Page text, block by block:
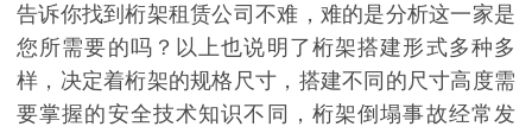
告诉你找到桁架租赁公司不难，难的是分析这一家是
您所需要的吗？以上也说明了桁架搭建形式多种多
样，决定着桁架的规格尺寸，搭建不同的尺寸高度需
要掌握的安全技术知识不同，桁架倒塌事故经常发